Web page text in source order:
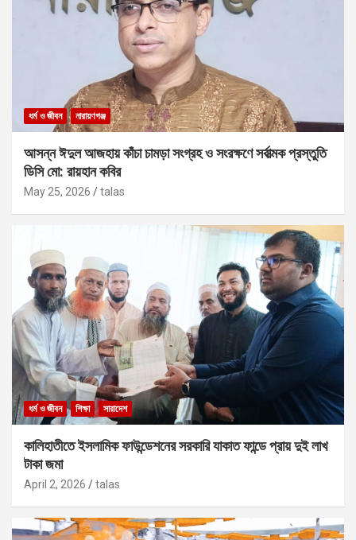
ধর্ম ও জীবন নারায়ণগঞ্জ
আসন্ন ঈদুল আজহায় কাঁচা চামড়া সংগ্রহ ও সংরক্ষণে সর্বাত্মক প্রস্তুতি
ডিসি মো: রায়হান কবির
May 25, 2026 talas
ধর্ম ও জীবন শিক্ষা সারাদেশ
কালিহাতীতে ইসলামিক ফাউন্ডেশনের সরকারি যাকাত ফান্ডে প্রায় দুই লাখ
টাকা জমা
April 2, 2026 talas